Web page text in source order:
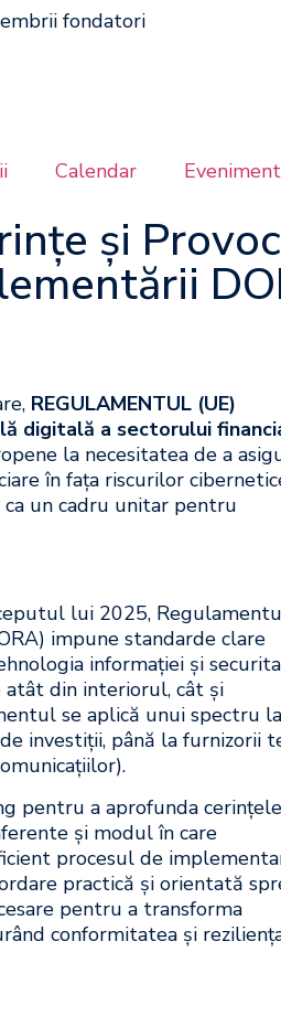
fondatori
Calendar
și
REGULAMENTUL (UE)
digitală a sectorului
la necesitatea de a
în fața riscurilor
un cadru unitar pentru
lui 2025,
impune standarde clare
informației și
atât din interiorul, cât și
se aplică unui spectru
investiții, până la furnizorii
pentru a aprofunda
și modul în care
procesul de
practică și orientată
pentru a transforma
conformitatea și